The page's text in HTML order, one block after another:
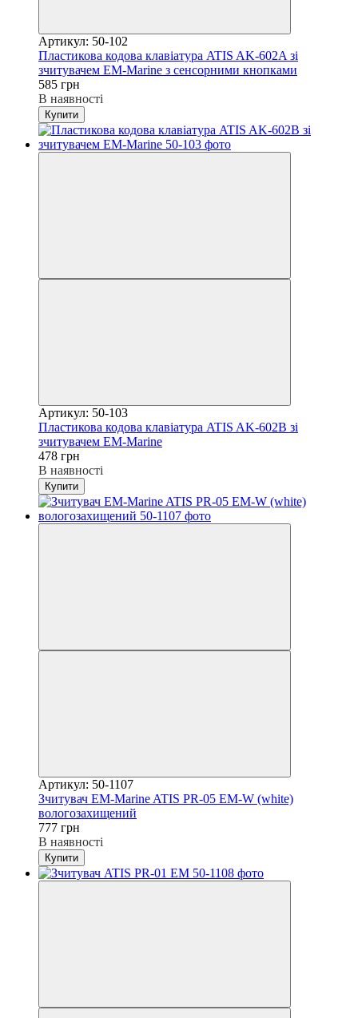
Артикул: 50-102
Пластикова кодова клавіатура ATIS AK-602A зі
зчитувачем EM-Marine з сенсорними кнопками
585 грн
В наявності
Купити
Артикул: 50-103
Пластикова кодова клавіатура ATIS AK-602B зі
зчитувачем EM-Marine
478 грн
В наявності
Купити
Артикул: 50-1107
Зчитувач EM-Marine ATIS PR-05 EM-W (white)
вологозахищений
777 грн
В наявності
Купити